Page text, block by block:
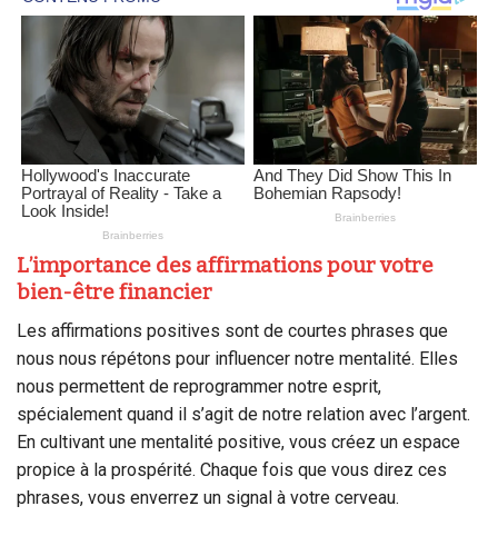
L’importance des affirmations pour votre
bien-être financier
Les affirmations positives sont de courtes phrases que
nous nous répétons pour influencer notre mentalité. Elles
nous permettent de reprogrammer notre esprit,
spécialement quand il s’agit de notre relation avec l’argent.
En cultivant une mentalité positive, vous créez un espace
propice à la prospérité. Chaque fois que vous direz ces
phrases, vous enverrez un signal à votre cerveau.